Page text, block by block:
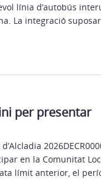
línia d’autobús
La integració
per presentar
en la Comunitat
límit anterior, el